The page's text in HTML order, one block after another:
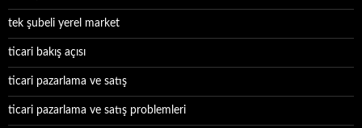
tek şubeli yerel market
ticari bakış açısı
ticari pazarlama ve satış
ticari pazarlama ve satış problemleri